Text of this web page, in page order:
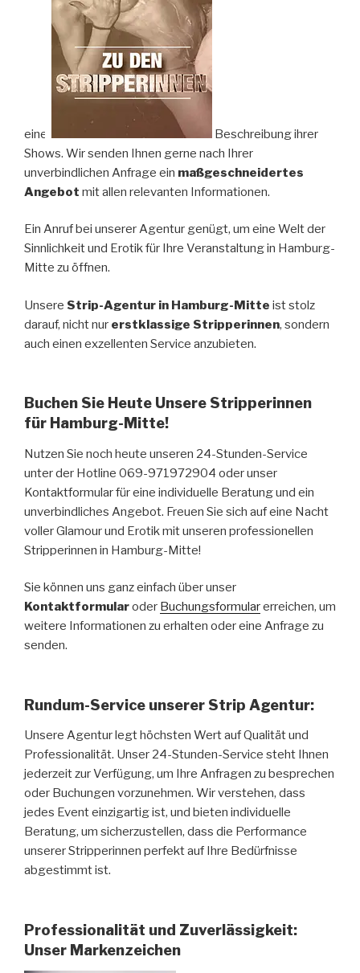
einer
Beschreibung ihrer
Shows. Wir senden Ihnen gerne nach Ihrer
unverbindlichen Anfrage ein maßgeschneidertes
Angebot mit allen relevanten Informationen.
Ein Anruf bei unserer Agentur genügt, um eine Welt der
Sinnlichkeit und Erotik für Ihre Veranstaltung in Hamburg-
Mitte zu öffnen.
Unsere Strip-Agentur in Hamburg-Mitte ist stolz
darauf, nicht nur erstklassige Stripperinnen, sondern
auch einen exzellenten Service anzubieten.
Buchen Sie Heute Unsere Stripperinnen
für Hamburg-Mitte!
Nutzen Sie noch heute unseren 24-Stunden-Service
unter der Hotline 069-971972904 oder unser
Kontaktformular für eine individuelle Beratung und ein
unverbindliches Angebot. Freuen Sie sich auf eine Nacht
voller Glamour und Erotik mit unseren professionellen
Stripperinnen in Hamburg-Mitte!
Sie können uns ganz einfach über unser
Kontaktformularoder Buchungsformularerreichen, um
weitere Informationen zu erhalten oder eine Anfrage zu
senden.
Rundum-Service unserer Strip Agentur:
Unsere Agentur legt höchsten Wert auf Qualität und
Professionalität. Unser 24-Stunden-Service steht Ihnen
jederzeit zur Verfügung, um Ihre Anfragen zu besprechen
oder Buchungen vorzunehmen. Wir verstehen, dass
jedes Event einzigartig ist, und bieten individuelle
Beratung, um sicherzustellen, dass die Performance
unserer Stripperinnen perfekt auf Ihre Bedürfnisse
abgestimmt ist.
Professionalität und Zuverlässigkeit:
Unser Markenzeichen